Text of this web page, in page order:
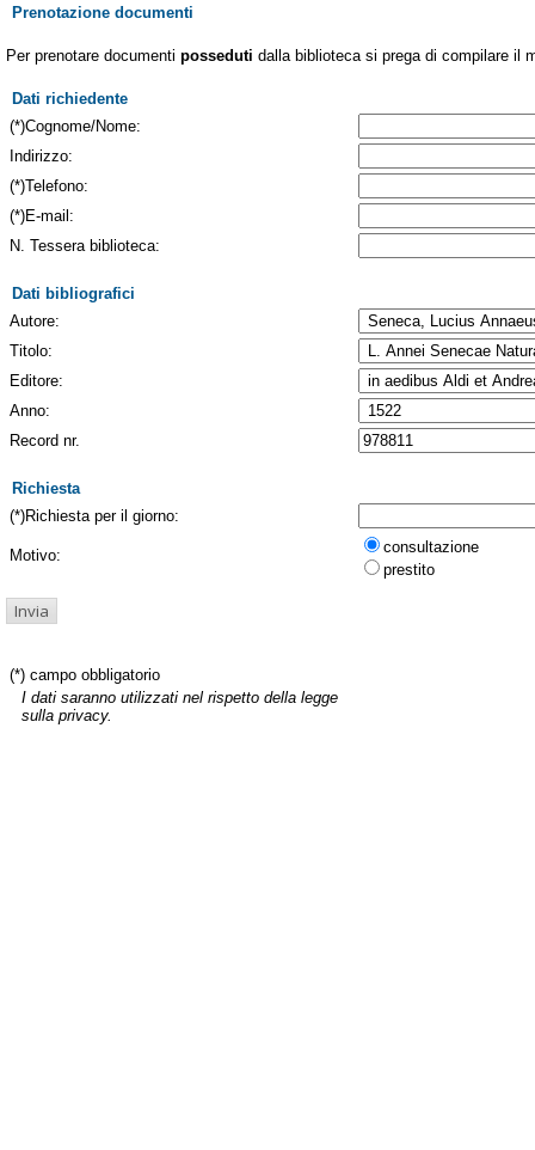
Prenotazione documenti
Per prenotare documenti posseduti dalla biblioteca si prega di compilare il
Dati richiedente
(*)Cognome/Nome:
Indirizzo:
(*)Telefono:
(*)E-mail:
N. Tessera biblioteca:
Dati bibliografici
Autore:
Titolo:
Editore:
Anno:
Record nr.
Richiesta
(*)Richiesta per il giorno:
Motivo:
consultazione
prestito
(*) campo obbligatorio
I dati saranno utilizzati nel rispetto della legge
sulla privacy.